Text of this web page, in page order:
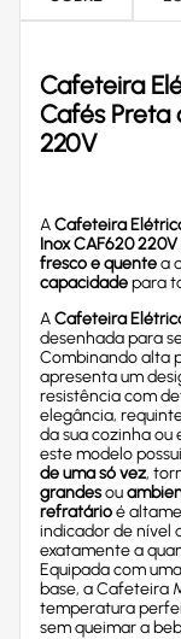
Cafeteira
Cafés Preta
220V
ACafeteira
Inox CAF620 220V
fresco e quentea
capacidadepara
ACafeteira
desenhada para
Combinando alta
apresenta um
resistência com
elegância,
da sua cozinha
este modelo
de uma só vez,
grandesou
refratárioé
indicador de nível
exatamente a
Equipada com uma
base, a Cafeteira
temperatura
sem queimar a